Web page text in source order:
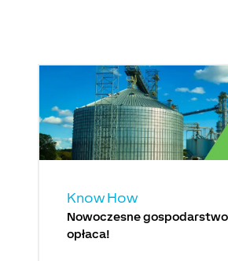
Know How
Nowoczesne
opłaca!